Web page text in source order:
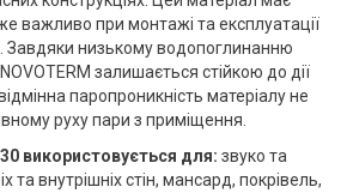
важливо при монтажі та експлуатації
Завдяки низькому водопоглинанню
залишається стійкою до дії
паропроникність матеріалу не
руху пари з приміщення.
використовується для: звуко та
та внутрішніх стін, мансард, покрівель,